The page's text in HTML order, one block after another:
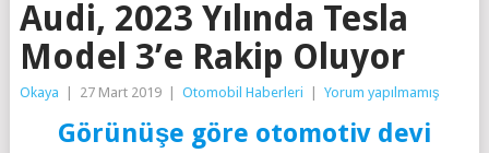
Audi, 2023 Yılında Tesla
Model 3’e Rakip Oluyor
Okaya 27 Mart 2019 Otomobil Haberleri Yorum yapılmamış
Görünüşe göre otomotiv devi